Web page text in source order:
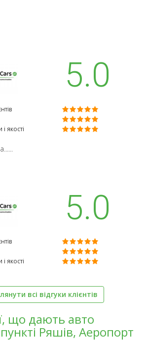
5.0
якості
5.0
якості
всі відгуки клієнтів
що дають авто
Ряшів, Аеропорт